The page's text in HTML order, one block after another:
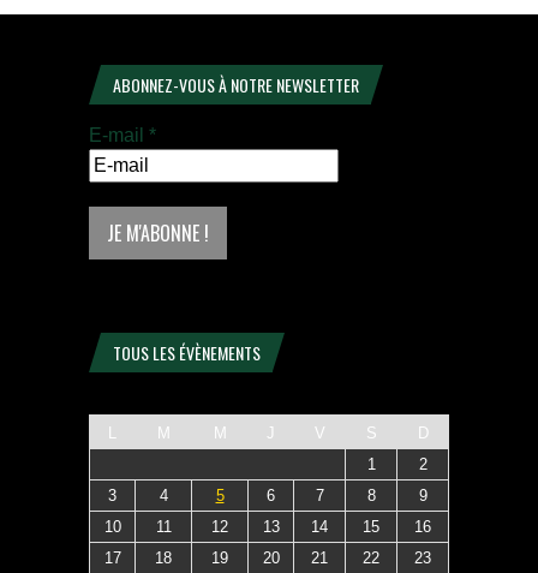
ABONNEZ-VOUS À NOTRE NEWSLETTER
E-mail *
TOUS LES ÉVÈNEMENTS
L M M J V S
D
1
2
3
4 5 6 7 8
9
10
11 12 13 14 15
16
17
18 19 20 21 22 23